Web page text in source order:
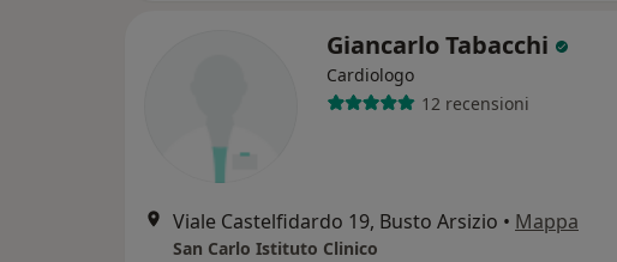
Giancarlo Tabacchi
Cardiologo
12 recensioni
Viale Castelfidardo 19, Busto Arsizio • Mappa
San Carlo Istituto Clinico